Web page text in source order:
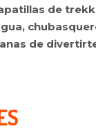
de
de